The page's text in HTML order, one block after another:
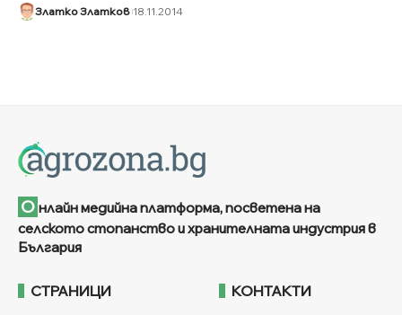
Златко Златков 18.11.2014
О нлайн медийна платформа, посветена на
селското стопанство и хранителната индустрия в
България
СТРАНИЦИ КОНТАКТИ